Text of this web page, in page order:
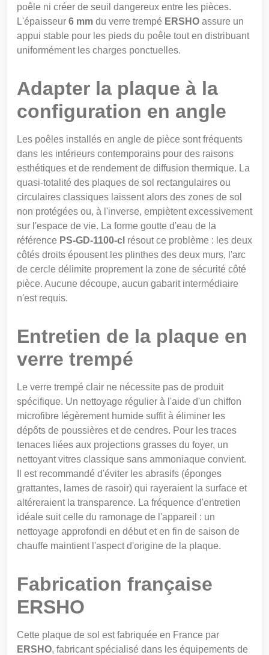
poêle ni créer de seuil dangereux entre les pièces.
L'épaisseur 6 mm du verre trempé ERSHO assure un
appui stable pour les pieds du poêle tout en distribuant
uniformément les charges ponctuelles.
Adapter la plaque à la
configuration en angle
Les poêles installés en angle de pièce sont fréquents
dans les intérieurs contemporains pour des raisons
esthétiques et de rendement de diffusion thermique. La
quasi-totalité des plaques de sol rectangulaires ou
circulaires classiques laissent alors des zones de sol
non protégées ou, à l'inverse, empiètent excessivement
sur l'espace de vie. La forme goutte d'eau de la
référence PS-GD-1100-cl résout ce problème : les deux
côtés droits épousent les plinthes des deux murs, l'arc
de cercle délimite proprement la zone de sécurité côté
pièce. Aucune découpe, aucun gabarit intermédiaire
n'est requis.
Entretien de la plaque en
verre trempé
Le verre trempé clair ne nécessite pas de produit
spécifique. Un nettoyage régulier à l'aide d'un chiffon
microfibre légèrement humide suffit à éliminer les
dépôts de poussières et de cendres. Pour les traces
tenaces liées aux projections grasses du foyer, un
nettoyant vitres classique sans ammoniaque convient.
Il est recommandé d'éviter les abrasifs (éponges
grattantes, lames de rasoir) qui rayeraient la surface et
altéreraient la transparence. La fréquence d'entretien
idéale suit celle du ramonage de l'appareil : un
nettoyage approfondi en début et en fin de saison de
chauffe maintient l'aspect d'origine de la plaque.
Fabrication française
ERSHO
Cette plaque de sol est fabriquée en France par
ERSHO, fabricant spécialisé dans les équipements de